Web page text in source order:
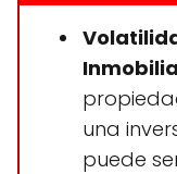
una
puede